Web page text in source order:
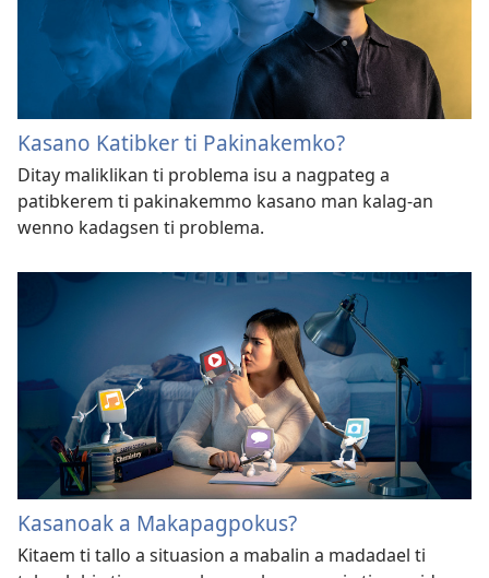
Kasano Katibker ti Pakinakemko?
Ditay maliklikan ti problema isu a nagpateg a
patibkerem ti pakinakemmo kasano man kalag-an
wenno kadagsen ti problema.
Kasanoak a Makapagpokus?
Kitaem ti tallo a situasion a mabalin a madadael ti